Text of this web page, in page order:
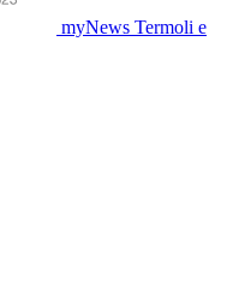
myNews Termoli e